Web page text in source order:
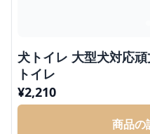
犬トイレ 大型犬対応
トイレ
¥2,210
商品の